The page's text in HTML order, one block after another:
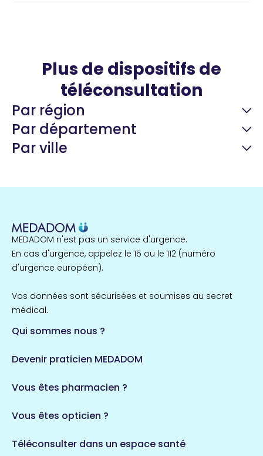
Plus de dispositifs de
téléconsultation
Par région
Île-de-France
857 espaces de santé
124 espaces de santé
Auvergne-Rhône-Alpes
720 espaces de santé
Par département
Côtes-d'Armor
Maine-et-Loire
Loiret
Par ville
1 espaces de santé
1 espaces de santé
MEDADOM n'est pas un service d'urgence.
En cas d'urgence, appelez le 15 ou le 112 (numéro
d'urgence européen).
Vos données sont sécurisées et soumises au secret
médical.
Qui sommes nous ?
Devenir praticien MEDADOM
Vous êtes pharmacien ?
Vous êtes opticien ?
Téléconsulter dans un espace santé